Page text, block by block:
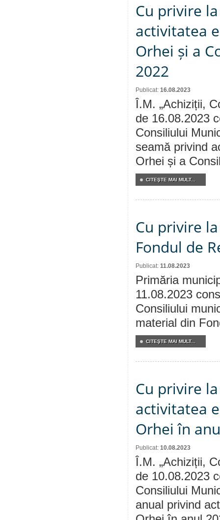
Cu privire
activitatea
Orhei și a
2022
Publicat: 16.08.2023
Î.M. „Achiziții,
de 16.08.2023
Consiliului
seamă privind
Orhei și a
CITEŞTE MAI MULT...
Cu privire
Fondul de
Publicat: 11.08.2023
Primăria
11.08.2023
Consiliului
material din
CITEŞTE MAI MULT...
Cu privire
activitatea
Orhei în
Publicat: 10.08.2023
Î.M. „Achiziții,
de 10.08.2023
Consiliului
anual privind